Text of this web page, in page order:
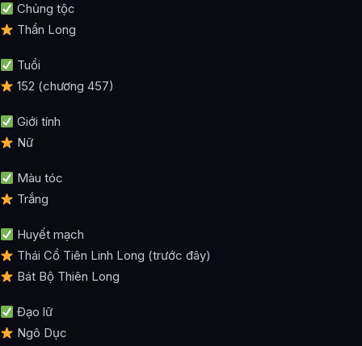
Chủng tộc
Thần Long
Tuổi
152 (chương 457)
Giới tính
Nữ
Màu tóc
Trắng
Huyết mạch
Thái Cổ Tiên Linh Long (trước đây)
Bát Bộ Thiên Long
Đạo lữ
Ngô Dục